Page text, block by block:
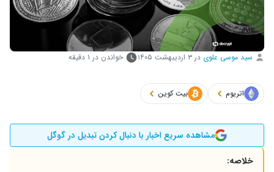
سید موسی علوی در ۳ اردیبهشت ۱۴۰۵ خواندن در ۱ دقیقه
اتریوم بیت کوین
مشاهده سریع اخبار با دنبال کردن تبدیل در گوگل
خلاصه: